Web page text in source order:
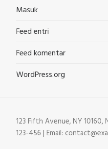
Masuk
Feed entri
Feed komentar
WordPress.org
123 Fifth Avenue, NY
123-456 | Email: